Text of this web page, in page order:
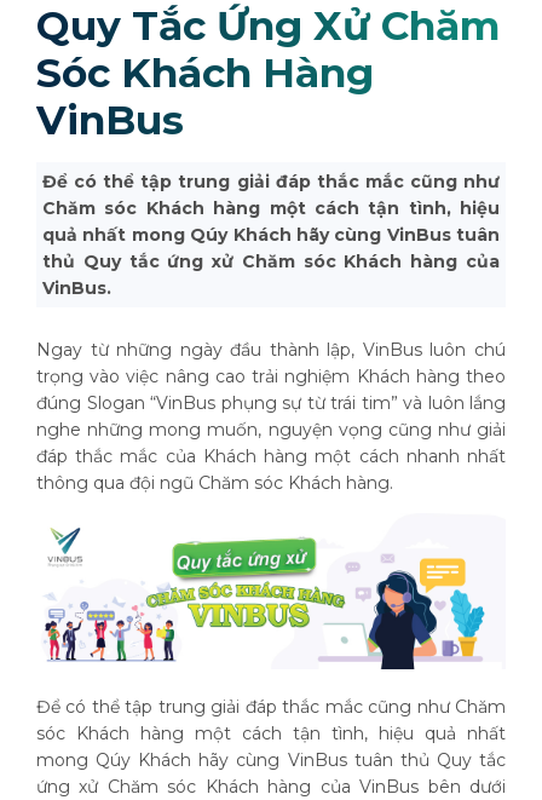
Quy Tắc Ứng Xử Chăm
Sóc Khách Hàng
VinBus
Để có thể tập trung giải đáp thắc mắc cũng như
Chăm sóc Khách hàng một cách tận tình, hiệu
quả nhất mong Qúy Khách hãy cùng VinBus tuân
thủ Quy tắc ứng xử Chăm sóc Khách hàng của
VinBus.
Ngay từ những ngày đầu thành lập, VinBus luôn chú
trọng vào việc nâng cao trải nghiệm Khách hàng theo
đúng Slogan “VinBus phụng sự từ trái tim” và luôn lắng
nghe những mong muốn, nguyện vọng cũng như giải
đáp thắc mắc của Khách hàng một cách nhanh nhất
thông qua đội ngũ Chăm sóc Khách hàng.
Để có thể tập trung giải đáp thắc mắc cũng như Chăm
sóc Khách hàng một cách tận tình, hiệu quả nhất
mong Qúy Khách hãy cùng VinBus tuân thủ Quy tắc
ứng xử Chăm sóc Khách hàng của VinBus bên dưới